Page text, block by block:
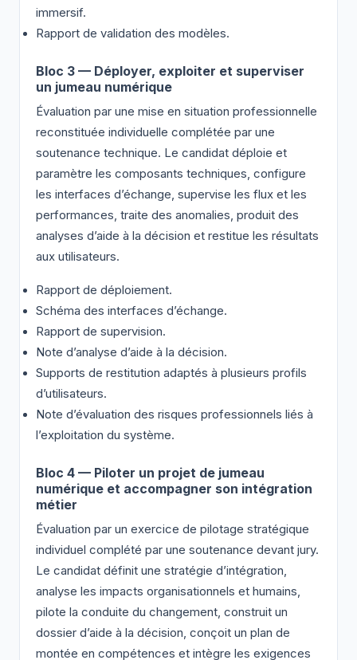
immersif.
Rapport de validation des modèles.
Bloc 3 — Déployer, exploiter et superviser
un jumeau numérique
Évaluation par une mise en situation professionnelle
reconstituée individuelle complétée par une
soutenance technique. Le candidat déploie et
paramètre les composants techniques, configure
les interfaces d’échange, supervise les flux et les
performances, traite des anomalies, produit des
analyses d’aide à la décision et restitue les résultats
aux utilisateurs.
Rapport de déploiement.
Schéma des interfaces d’échange.
Rapport de supervision.
Note d’analyse d’aide à la décision.
Supports de restitution adaptés à plusieurs profils
d’utilisateurs.
Note d’évaluation des risques professionnels liés à
l’exploitation du système.
Bloc 4 — Piloter un projet de jumeau
numérique et accompagner son intégration
métier
Évaluation par un exercice de pilotage stratégique
individuel complété par une soutenance devant jury.
Le candidat définit une stratégie d’intégration,
analyse les impacts organisationnels et humains,
pilote la conduite du changement, construit un
dossier d’aide à la décision, conçoit un plan de
montée en compétences et intègre les exigences